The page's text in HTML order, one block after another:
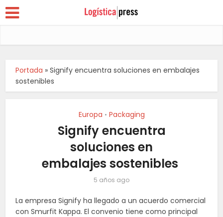
Portada »Signify encuentra soluciones en embalajes
sostenibles
Europa • Packaging
Signify encuentra
soluciones en
embalajes sostenibles
5 años ago
La empresaSignify ha llegado a un acuerdo comercial
con Smurfit Kappa. El convenio tiene como principal